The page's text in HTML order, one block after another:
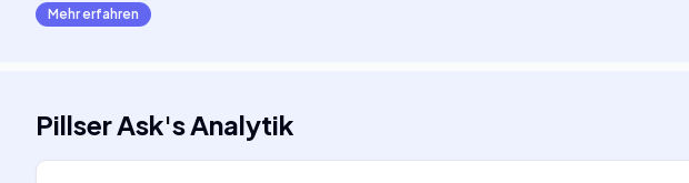
Mehr erfahren
Pillser Ask'sAnalytik